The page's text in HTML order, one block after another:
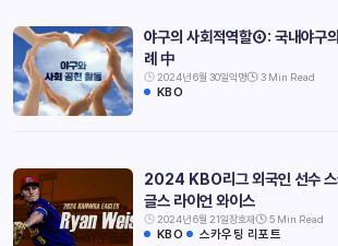
야구의 사회적역할④: 국내야구
례 中
2024년 6월 30일익명 3 Min Read
KBO
2024 KBO리그 외국인 선수 스
글스 라이언 와이스
2024년 6월 21일장호재 5 Min Read
KBO 스카우팅 리포트